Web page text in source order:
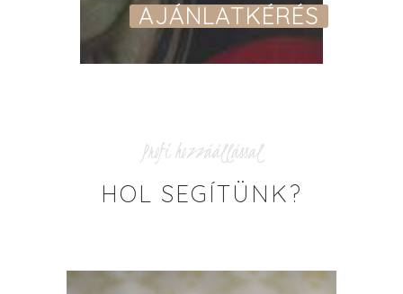
AJÁNLATKÉRÉS
Profi hozzáállással
HOL SEGÍTÜNK?